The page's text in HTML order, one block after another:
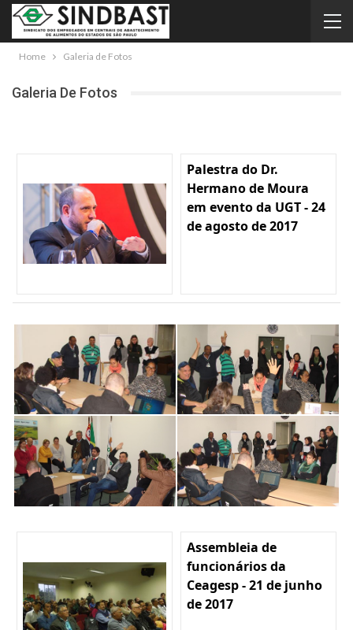
Home Galeria de Fotos
Galeria De Fotos
Palestra do Dr.
Hermano de Moura
em evento da UGT - 24
de agosto de 2017
Assembleia de
funcionários da
Ceagesp - 21 de junho
de 2017